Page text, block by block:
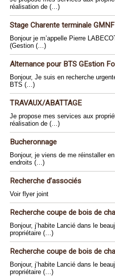
réalisation de (…)
Stage Charente terminale GMNF
Bonjour je m’appelle Pierre
(Gestion (…)
Alternance pour BTS GEstion
Bonjour, Je suis en recherche
BTS (…)
TRAVAUX/ABATTAGE
Je propose mes services aux
réalisation de (…)
Bucheronnage
Bonjour, je viens de me réinstaller
endroits (…)
Recherche d’associés
Voir flyer joint
Recherche coupe de bois de
Bonjour, j’habite Lancié dans le
propriétaire (…)
Recherche coupe de bois de
Bonjour, j’habite Lancié dans le
propriétaire (…)